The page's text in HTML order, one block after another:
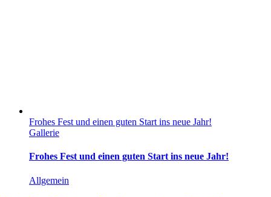
Frohes Fest und einen guten Start ins neue Jahr!
Gallerie
Frohes Fest und einen guten Start ins neue Jahr!
Allgemein